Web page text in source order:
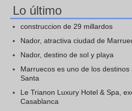
Lo último
construccion de 29 millardos
Nador, atractiva ciudad de
Nador, destino de sol y playa
Marruecos es uno de los
Santa
Le Trianon Luxury Hotel & Spa,
Casablanca